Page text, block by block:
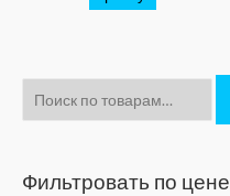
с
а
Фильтровать по цене